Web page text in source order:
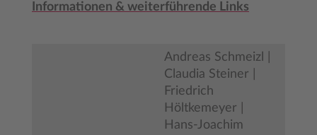
Informationen & weiterführende Links
Andreas Schmeizl |
Claudia Steiner |
Friedrich
Höltkemeyer |
Hans-Joachim